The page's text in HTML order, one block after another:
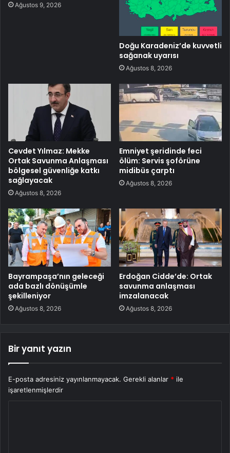
Ağustos 9, 2026
Doğu Karadeniz’de kuvvetli
sağanak uyarısı
Ağustos 8, 2026
Cevdet Yılmaz: Mekke
Ortak Savunma Anlaşması
bölgesel güvenliğe katkı
sağlayacak
Ağustos 8, 2026
Emniyet şeridinde feci
ölüm: Servis şoförüne
midibüs çarptı
Ağustos 8, 2026
Bayrampaşa’nın geleceği
ada bazlı dönüşümle
şekilleniyor
Ağustos 8, 2026
Erdoğan Cidde’de: Ortak
savunma anlaşması
imzalanacak
Ağustos 8, 2026
Bir yanıt yazın
E-posta adresiniz yayınlanmayacak. Gerekli alanlar * ile
işaretlenmişlerdir